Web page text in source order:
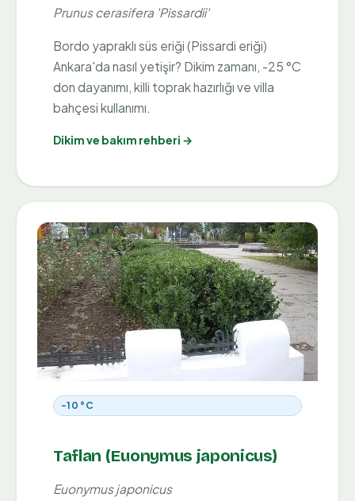
Prunus cerasifera 'Pissardii'
Bordo yapraklı süs eriği (Pissardi eriği)
Ankara'da nasıl yetişir? Dikim zamanı, -25 °C
don dayanımı, killi toprak hazırlığı ve villa
bahçesi kullanımı.
Dikim ve bakım rehberi →
-10 °C
Taflan (Euonymus japonicus)
Euonymus japonicus